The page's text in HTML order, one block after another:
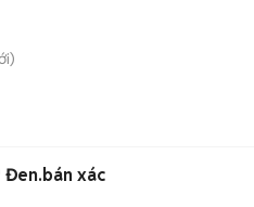
Đen.bán xác